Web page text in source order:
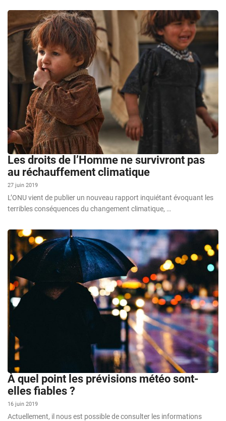
Les droits de l’Homme ne survivront pas
au réchauffement climatique
27 juin 2019
L’ONU vient de publier un nouveau rapport inquiétant évoquant les
terribles conséquences du changement climatique, …
À quel point les prévisions météo sont-
elles fiables ?
16 juin 2019
Actuellement, il nous est possible de consulter les informations